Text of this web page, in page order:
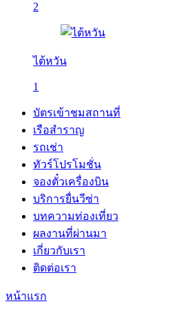
2
ไต้หวัน
1
บัตรเข้าชมสถานที่
เรือสำราญ
รถเช่า
ทัวร์โปรโมชั่น
จองตั๋วเครื่องบิน
บริการยื่นวีซ่า
บทความท่องเที่ยว
ผลงานที่ผ่านมา
เกี่ยวกับเรา
ติดต่อเรา
หน้าแรก